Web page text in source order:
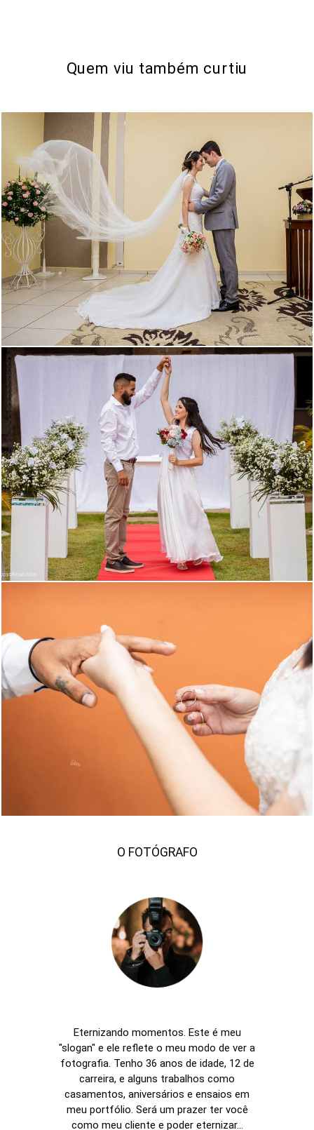
Quem viu também curtiu
562
1565 420
613 463
O FOTÓGRAFO
Eternizando momentos. Este é meu
"slogan" e ele reflete o meu modo de ver a
fotografia. Tenho 36 anos de idade, 12 de
carreira, e alguns trabalhos como
casamentos, aniversários e ensaios em
meu portfólio. Será um prazer ter você
como meu cliente e poder eternizar...